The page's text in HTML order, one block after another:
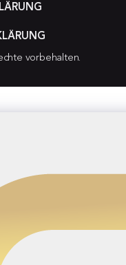
vorbehalten.